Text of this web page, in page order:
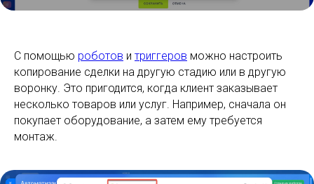
С помощью роботов и триггеров можно настроить
копирование сделки на другую стадию или в другую
воронку. Это пригодится, когда клиент заказывает
несколько товаров или услуг. Например, сначала он
покупает оборудование, а затем ему требуется
монтаж.